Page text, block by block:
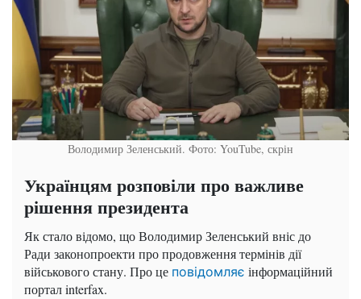
Володимир Зеленський. Фото: YouTube, скрін
Українцям розповіли про важливе
рішення президента
Як стало відомо, що Володимир Зеленський вніс до
Ради законопроекти про продовження термінів дії
військового стану. Про це повідомляє інформаційний
портал interfax.